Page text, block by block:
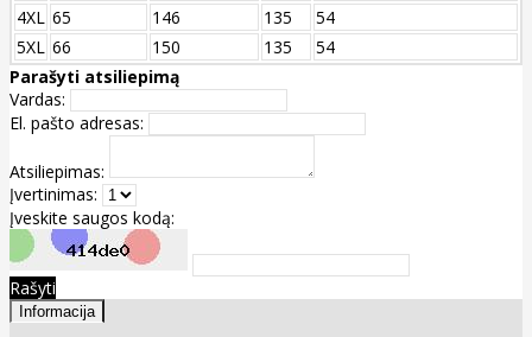
4XL 65 146 135
54
5XL 66 150 135
54
Parašyti atsiliepimą
Vardas:
El. pašto adresas:
Atsiliepimas:
Įvertinimas:
Įveskite saugos kodą:
Rašyti
Informacija